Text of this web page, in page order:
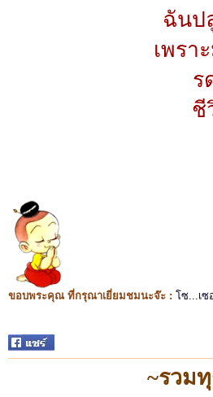
ฉันป
เพรา
ร
ชี
ขอบพระคุณ ที่กรุณาเยี่ยมชมนะจ๊ะ : โซ...เซ
~รวม